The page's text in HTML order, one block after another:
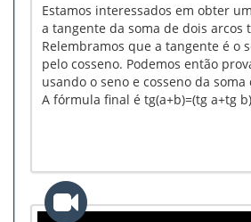
Estamos interessados em obter
a tangente da soma de dois arcos
Relembramos que a tangente é o
pelo cosseno. Podemos então
usando o seno e cosseno da soma
A fórmula final é tg(a+b)=(tg a+tg